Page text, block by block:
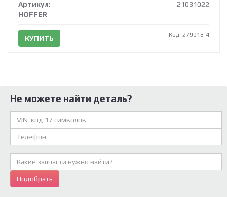
Артикул:
21031022
HOFFER
КУПИТЬ Код: 279918-4
Не можете найти деталь?
Подобрать